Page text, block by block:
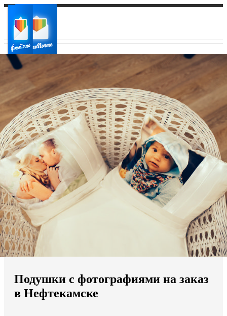
Ваш город:
Ваш регион доставки
Выберите из списка:
Мы доставляем по всему миру
Продолжить без города
Подушки с фотографиями на заказ
в Нефтекамске